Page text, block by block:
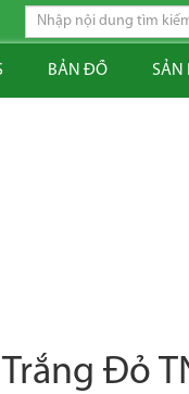
BẢN ĐỒ SẢN
Đỏ